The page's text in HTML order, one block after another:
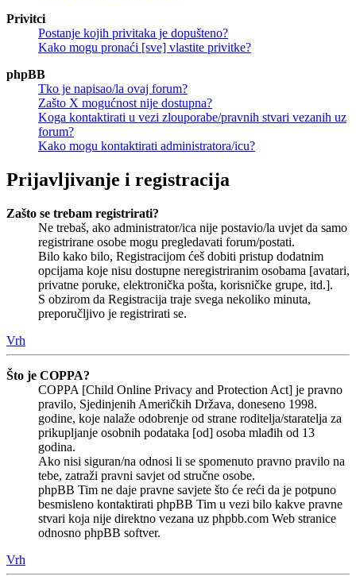
Privitci
Postanje kojih privitaka je dopušteno?
Kako mogu pronaći [sve] vlastite privitke?
phpBB
Tko je napisao/la ovaj forum?
Zašto X mogućnost nije dostupna?
Koga kontaktirati u vezi zlouporabe/pravnih stvari vezanih uz
forum?
Kako mogu kontaktirati administratora/icu?
Prijavljivanje i registracija
Zašto se trebam registrirati?
Ne trebaš, ako administrator/ica nije postavio/la uvjet da samo
registrirane osobe mogu pregledavati forum/postati.
Bilo kako bilo, Registracijom ćeš dobiti pristup dodatnim
opcijama koje nisu dostupne neregistriranim osobama [avatari,
privatne poruke, elektronička pošta, korisničke grupe, itd.].
S obzirom da Registracija traje svega nekoliko minuta,
preporučljivo je registrirati se.
Vrh
Što je COPPA?
COPPA [Child Online Privacy and Protection Act] je pravno
pravilo, Sjedinjenih Američkih Država, doneseno 1998.
godine, koje nalaže odobrenje od strane roditelja/staratelja za
prikupljanje osobnih podataka [od] osoba mlađih od 13
godina.
Ako nisi siguran/na odnosi li se spomenuto pravno pravilo na
tebe, zatraži pravni savjet od stručne osobe.
phpBB Tim ne daje pravne savjete što će reći da je potpuno
besmisleno kontaktirati phpBB Tim u vezi bilo kakve pravne
stvari koja nije direktno vezana uz phpbb.com Web stranice
odnosno phpBB softver.
Vrh